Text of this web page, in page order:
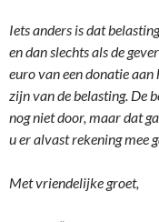
Iets anders is dat
en dan slechts als de
euro van een donatie
zijn van de belasting. De
nog niet door, maar dat
u er alvast rekening mee
Met vriendelijke groet,